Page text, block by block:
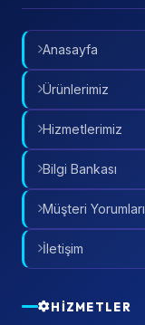
Anasayfa
Ürünlerimiz
Hizmetlerimiz
Bilgi Bankası
Müşteri Yorumları
İletişim
HIZMETLER